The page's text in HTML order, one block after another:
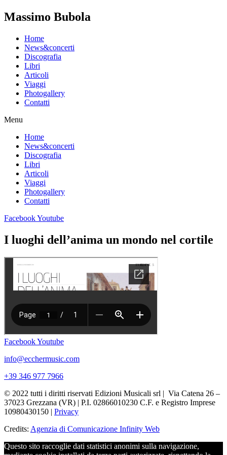
Massimo Bubola
Home
News&concerti
Discografia
Libri
Articoli
Viaggi
Photogallery
Contatti
Menu
Home
News&concerti
Discografia
Libri
Articoli
Viaggi
Photogallery
Contatti
FacebookYoutube
I luoghi dell’anima un mondo nel cortile
FacebookYoutube
info@ecchermusic.com
+39 346 977 7966
© 2022 tutti i diritti riservati Edizioni Musicali srl | Via Catena 26 –
37023 Grezzana (VR) | P.I. 02866010230 C.F. e Registro Imprese
10980430150 | Privacy
Credits: Agenzia di Comunicazione Infinity Web
Questo sito raccoglie dati statistici anonimi sulla navigazione,